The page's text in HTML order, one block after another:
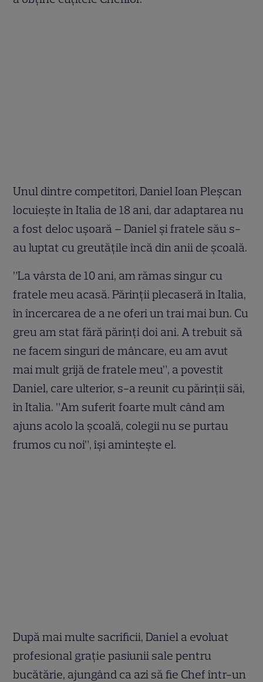
Unul dintre competitori, Daniel Ioan Pleșcan
locuiește în Italia de 18 ani, dar adaptarea nu
a fost deloc ușoară – Daniel și fratele său s-
au luptat cu greutățile încă din anii de școală.
”La vârsta de 10 ani, am rămas singur cu
fratele meu acasă. Părinții plecaseră în Italia,
în încercarea de a ne oferi un trai mai bun. Cu
greu am stat fără părinți doi ani. A trebuit să
ne facem singuri de mâncare, eu am avut
mai mult grijă de fratele meu”, a povestit
Daniel, care ulterior, s-a reunit cu părinții săi,
în Italia. ”Am suferit foarte mult când am
ajuns acolo la școală, colegii nu se purtau
frumos cu noi”, își amintește el.
După mai multe sacrificii, Daniel a evoluat
profesional grație pasiunii sale pentru
bucătărie, ajungând ca azi să fie Chef într-un